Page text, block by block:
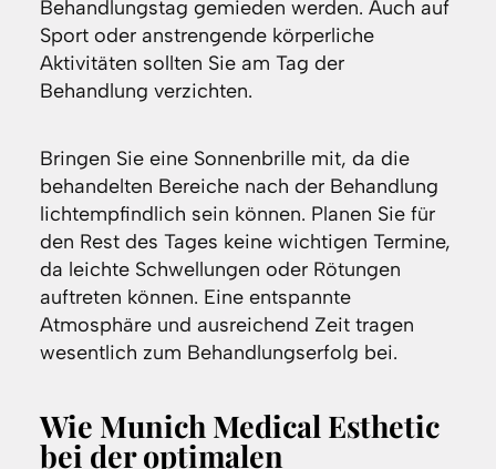
Behandlungstag gemieden werden. Auch auf
Sport oder anstrengende körperliche
Aktivitäten sollten Sie am Tag der
Behandlung verzichten.
Bringen Sie eine Sonnenbrille mit, da die
behandelten Bereiche nach der Behandlung
lichtempfindlich sein können. Planen Sie für
den Rest des Tages keine wichtigen Termine,
da leichte Schwellungen oder Rötungen
auftreten können. Eine entspannte
Atmosphäre und ausreichend Zeit tragen
wesentlich zum Behandlungserfolg bei.
Wie Munich Medical Esthetic
bei der optimalen